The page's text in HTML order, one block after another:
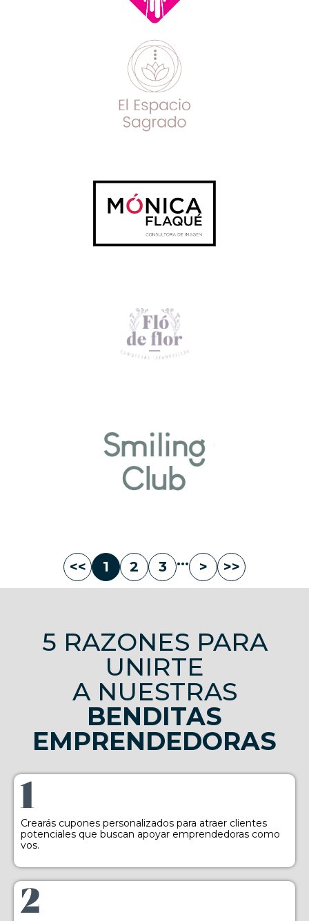
<< 1 2 3 ... > >>
5 RAZONES PARA
UNIRTE
A NUESTRAS
BENDITAS
EMPRENDEDORAS
Crearás cupones personalizados para atraer clientes
potenciales que buscan apoyar emprendedoras como
vos.